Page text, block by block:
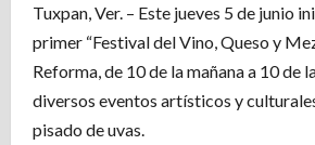
Tuxpan, Ver. – Este jueves 5 de junio
primer “Festival del Vino, Queso y
Reforma, de 10 de la mañana a 10 de
diversos eventos artísticos y
pisado de uvas.